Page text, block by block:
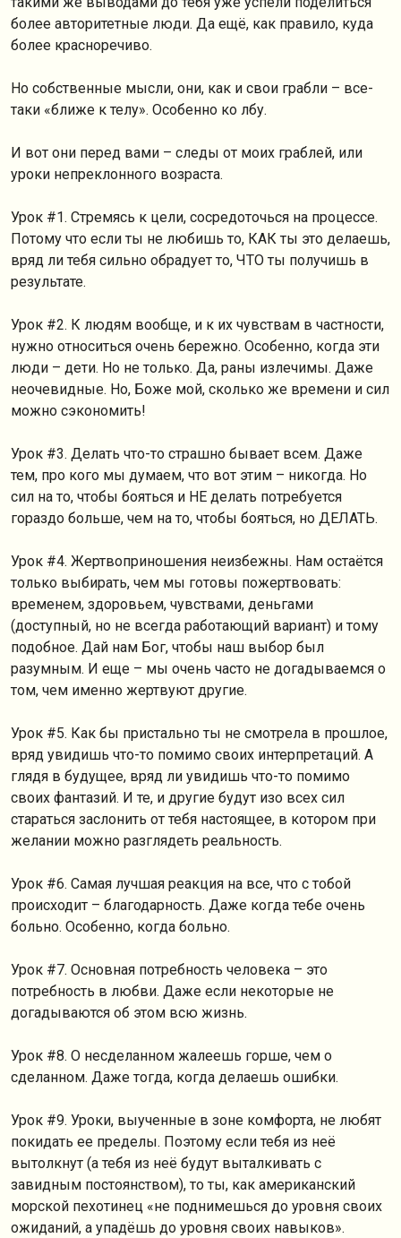
более авторитетные люди. Да ещё, как правило, куда
более красноречиво.
Но собственные мысли, они, как и свои грабли – все-
таки «ближе к телу». Особенно ко лбу.
И вот они перед вами – следы от моих граблей, или
уроки непреклонного возраста.
Урок #1. Стремясь к цели, сосредоточься на процессе.
Потому что если ты не любишь то, КАК ты это делаешь,
вряд ли тебя сильно обрадует то, ЧТО ты получишь в
результате.
Урок #2. К людям вообще, и к их чувствам в частности,
нужно относиться очень бережно. Особенно, когда эти
люди – дети. Но не только. Да, раны излечимы. Даже
неочевидные. Но, Боже мой, сколько же времени и сил
можно сэкономить!
Урок #3. Делать что-то страшно бывает всем. Даже
тем, про кого мы думаем, что вот этим – никогда. Но
сил на то, чтобы бояться и НЕ делать потребуется
гораздо больше, чем на то, чтобы бояться, но ДЕЛАТЬ.
Урок #4. Жертвоприношения неизбежны. Нам остаётся
только выбирать, чем мы готовы пожертвовать:
временем, здоровьем, чувствами, деньгами
(доступный, но не всегда работающий вариант) и тому
подобное. Дай нам Бог, чтобы наш выбор был
разумным. И еще – мы очень часто не догадываемся о
том, чем именно жертвуют другие.
Урок #5. Как бы пристально ты не смотрела в прошлое,
вряд увидишь что-то помимо своих интерпретаций. А
глядя в будущее, вряд ли увидишь что-то помимо
своих фантазий. И те, и другие будут изо всех сил
стараться заслонить от тебя настоящее, в котором при
желании можно разглядеть реальность.
Урок #6. Самая лучшая реакция на все, что с тобой
происходит – благодарность. Даже когда тебе очень
больно. Особенно, когда больно.
Урок #7. Основная потребность человека – это
потребность в любви. Даже если некоторые не
догадываются об этом всю жизнь.
Урок #8. О несделанном жалеешь горше, чем о
сделанном. Даже тогда, когда делаешь ошибки.
Урок #9. Уроки, выученные в зоне комфорта, не любят
покидать ее пределы. Поэтому если тебя из неё
вытолкнут (а тебя из неё будут выталкивать с
завидным постоянством), то ты, как американский
морской пехотинец «не поднимешься до уровня своих
ожиданий, а упадёшь до уровня своих навыков».